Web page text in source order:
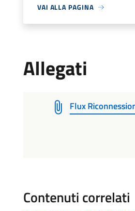
VAI ALLA PAGINA
Allegati
Flux
Contenuti correlati